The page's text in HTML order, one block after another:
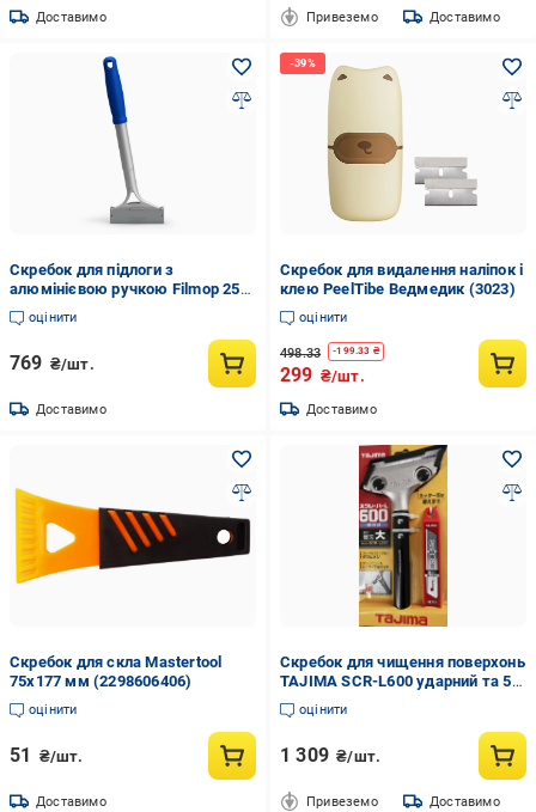
Доставимо Привеземо Доставимо
Скребок для підлоги з
алюмінієвою ручкою Filmop 250
мм Синій (9852)
оцінити
769 ₴/шт.
Доставимо
Скребок для видалення наліпок і
клею PeelTibe Ведмедик (3023)
оцінити
498.33 -199.33 ₴
299 ₴/шт.
Доставимо
Скребок для скла Mastertool
75x177 мм (2298606406)
оцінити
51 ₴/шт.
Доставимо
Скребок для чищення поверхонь
TAJIMA SCR-L600 ударний та 5
лез 600 мм (29710496)
оцінити
1 309 ₴/шт.
Привеземо Доставимо